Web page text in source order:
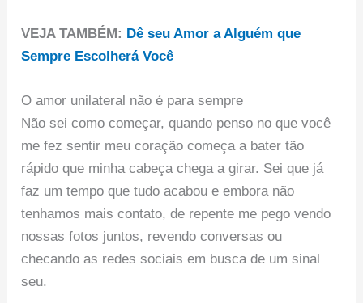
VEJA TAMBÉM: Dê seu Amor a Alguém que
Sempre Escolherá Você
O amor unilateral não é para sempre
Não sei como começar, quando penso no que você
me fez sentir meu coração começa a bater tão
rápido que minha cabeça chega a girar. Sei que já
faz um tempo que tudo acabou e embora não
tenhamos mais contato, de repente me pego vendo
nossas fotos juntos, revendo conversas ou
checando as redes sociais em busca de um sinal
seu.